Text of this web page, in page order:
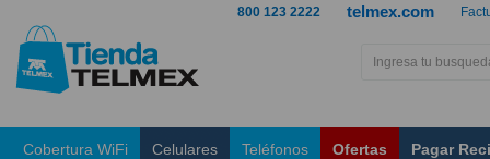
telmex.com
800 123 2222
Cobertura WiFi Celulares Teléfonos Ofertas Pagar